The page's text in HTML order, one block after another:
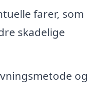
farer, som
skadelige
og